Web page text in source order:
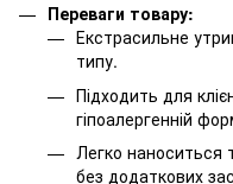
Переваги товару:
Екстрасильне
типу.
Підходить для
гіпоалергенній
Легко наноситься
без додаткових